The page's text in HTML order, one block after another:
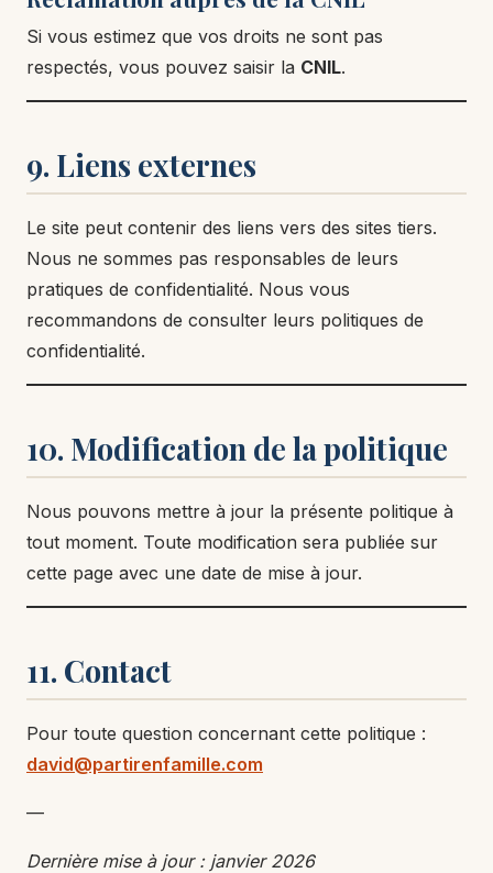
Si vous estimez que vos droits ne sont pas
respectés, vous pouvez saisir la CNIL.
9. Liens externes
Le site peut contenir des liens vers des sites tiers.
Nous ne sommes pas responsables de leurs
pratiques de confidentialité. Nous vous
recommandons de consulter leurs politiques de
confidentialité.
10. Modification de la politique
Nous pouvons mettre à jour la présente politique à
tout moment. Toute modification sera publiée sur
cette page avec une date de mise à jour.
11. Contact
Pour toute question concernant cette politique :
david@partirenfamille.com
—
Dernière mise à jour : janvier 2026